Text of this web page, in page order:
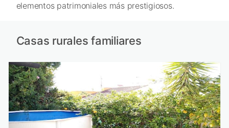
elementos patrimoniales más prestigiosos.
Casas rurales familiares